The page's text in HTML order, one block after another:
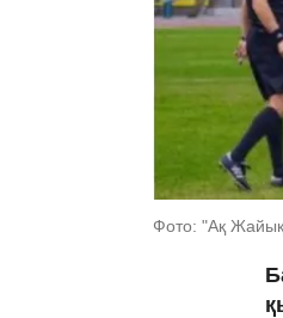
Фото: "Ақ